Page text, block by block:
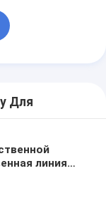
Для
линия